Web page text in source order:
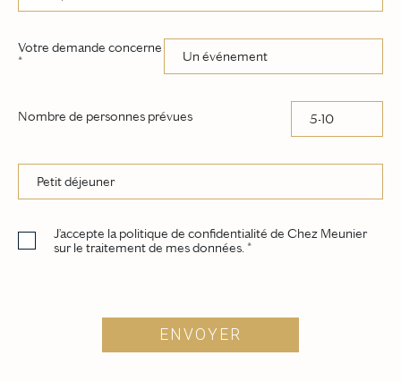
Votre demande concerne
*
Nombre de personnes prévues
J’accepte la politique de confidentialité de Chez Meunier
sur le traitement de mes données.*
ENVOYER